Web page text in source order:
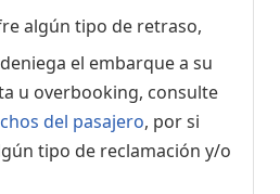
algún tipo de retraso,
el embarque a su
u overbooking, consulte
del pasajero, por si
tipo de reclamación y/o